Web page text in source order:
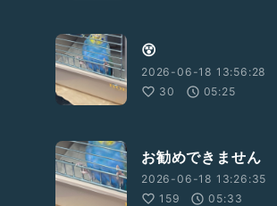
😵
2026-06-18 13:56:28
30
05:25
お勧めできません
2026-06-18 13:26:35
159
05:33